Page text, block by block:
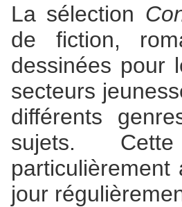
La sélection
de fiction,
dessinées pour
secteurs
différents
sujets.
jour